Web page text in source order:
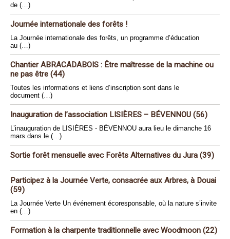
de (…)
Journée internationale des forêts !
La Journée internationale des forêts, un programme d’éducation
au (…)
Chantier ABRACADABOIS : Être maîtresse de la machine ou
ne pas être (44)
Toutes les informations et liens d’inscription sont dans le
document (…)
Inauguration de l’association LISIÈRES – BÉVENNOU (56)
L’inauguration de LISIÈRES - BÉVENNOU aura lieu le dimanche 16
mars dans le (…)
Sortie forêt mensuelle avec Forêts Alternatives du Jura (39)
Participez à la Journée Verte, consacrée aux Arbres, à Douai
(59)
La Journée Verte Un événement écoresponsable, où la nature s’invite
en (…)
Formation à la charpente traditionnelle avec Woodmoon (22)